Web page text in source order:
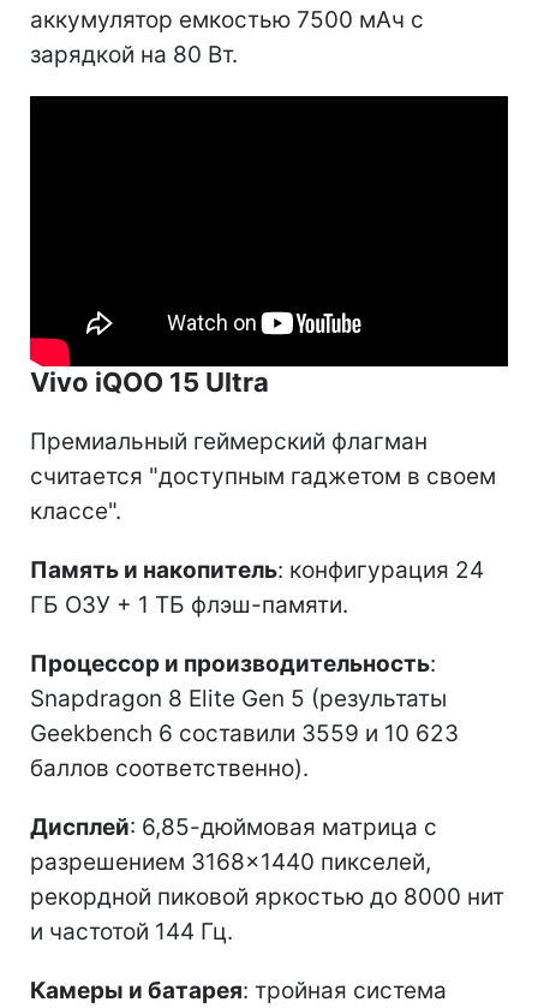
аккумулятор емкостью 7500 мАч с
зарядкой на 80 Вт.
Vivo iQOO 15 Ultra
Премиальный геймерский флагман
считается "доступным гаджетом в своем
классе".
Память и накопитель: конфигурация 24
ГБ ОЗУ + 1 ТБ флэш-памяти.
Процессор и производительность:
Snapdragon 8 Elite Gen 5 (результаты
Geekbench 6 составили 3559 и 10 623
баллов соответственно).
Дисплей: 6,85-дюймовая матрица с
разрешением 3168×1440 пикселей,
рекордной пиковой яркостью до 8000 нит
и частотой 144 Гц.
Камеры и батарея: тройная система